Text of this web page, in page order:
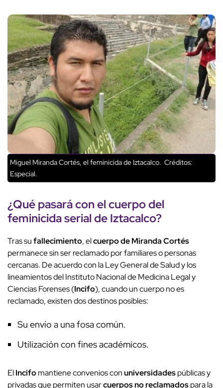
Miguel Miranda Cortés, el feminicida de Iztacalco. Créditos:
Especial.
¿Qué pasará con elcuerpodel
feminicidaserial de Iztacalco?
Tras sufallecimiento, elcuerpo de Miranda Cortés
permanece sin ser reclamado por familiares o personas
cercanas. De acuerdo con la Ley General de Salud y los
lineamientos del Instituto Nacional de Medicina Legal y
Ciencias Forenses (Incifo), cuando un cuerpo no es
reclamado, existen dos destinos posibles:
Su envío a una fosa común.
Utilización con fines académicos.
ElIncifomantiene convenios conuniversidadespúblicas y
privadas que permiten usarcuerpos no reclamadospara la